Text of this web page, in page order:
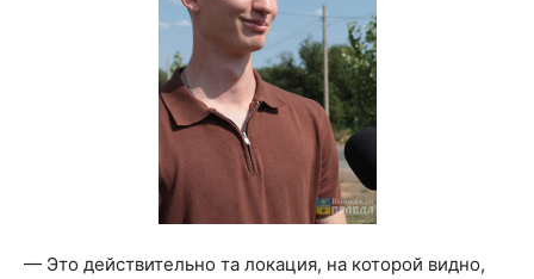
— Это действительно та локация, на которой видно,